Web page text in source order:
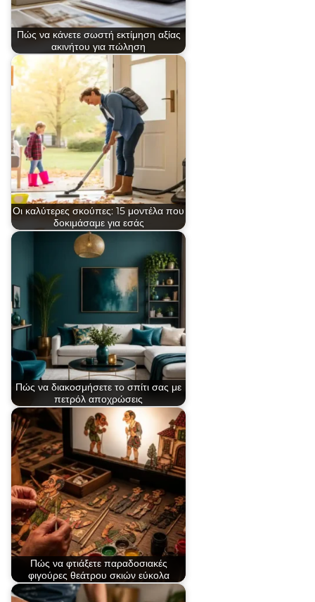
Πώς να κάνετε σωστή εκτίμηση αξίας
ακινήτου για πώληση
Οι καλύτερες σκούπες: 15 μοντέλα που
δοκιμάσαμε για εσάς
Πώς να διακοσμήσετε το σπίτι σας με
πετρόλ αποχρώσεις
Πώς να φτιάξετε παραδοσιακές
φιγούρες θεάτρου σκιών εύκολα